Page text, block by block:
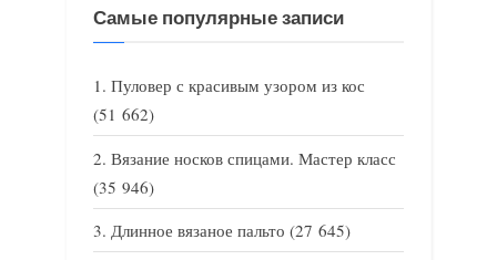
Самые популярные записи
Пуловер с красивым узором из кос
(51 662)
Вязание носков спицами. Мастер класс
(35 946)
Длинное вязаное пальто (27 645)